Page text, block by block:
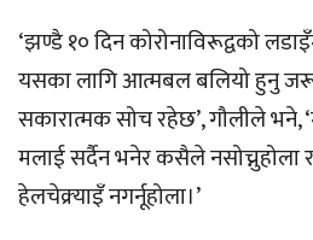
‘झण्डै १० दिन कोरोनाविरूद्वको
यसका लागि आत्मबल बलियो हुनु
सकारात्मक सोच रहेछ’, गौलीले
मलाई सर्दैन भनेर कसैले
हेलचेक्र्याइँ नगर्नूहोला।’